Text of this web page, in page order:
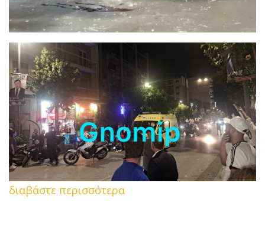
διαβάστε περισσότερα